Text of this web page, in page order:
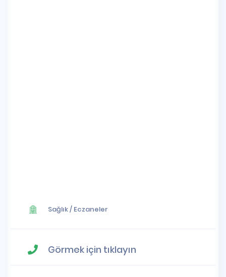
Sağlık/ Eczaneler
Görmek için tıklayın